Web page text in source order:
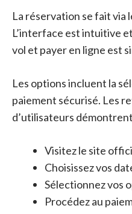
La réservation se fait via
L’interface est intuitive
vol et payer en ligne est
Les options incluent la
paiement sécurisé. Les
d’utilisateurs
Visitez le site
Choisissez vos
Sélectionnez vos
Procédez au